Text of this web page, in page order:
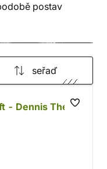
postav
seřaď
- Dennis The